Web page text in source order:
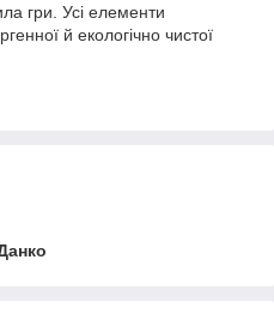
гри. Усі елементи
й екологічно чистої